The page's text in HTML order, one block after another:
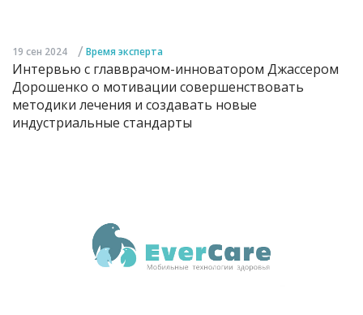
19 сен 2024 / Время эксперта
Интервью с главврачом-инноватором Джассером
Дорошенко о мотивации совершенствовать
методики лечения и создавать новые
индустриальные стандарты